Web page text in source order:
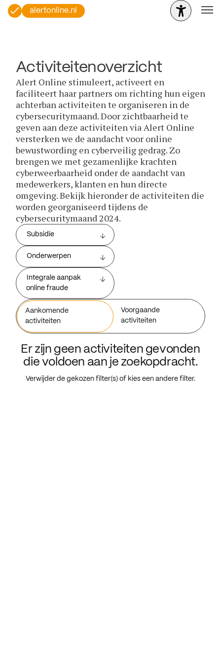
alertonline.nl
Activiteitenoverzicht
Alert Online stimuleert, activeert en
faciliteert haar partners om richting hun eigen
achterban activiteiten te organiseren in de
cybersecuritymaand. Door zichtbaarheid te
geven aan deze activiteiten via Alert Online
versterken we de aandacht voor online
bewustwording en cyberveilig gedrag. Zo
brengen we met gezamenlijke krachten
cyberweerbaarheid onder de aandacht van
medewerkers, klanten en hun directe
omgeving. Bekijk hieronder de activiteiten die
worden georganiseerd tijdens de
cybersecuritymaand 2024.
Subsidie
Onderwerpen
Integrale aanpak
online fraude
Aankomende
activiteiten
Voorgaande
activiteiten
Er zijn geen activiteiten gevonden
die voldoen aan je zoekopdracht.
Verwijder de gekozen filter(s) of kies een andere filter.